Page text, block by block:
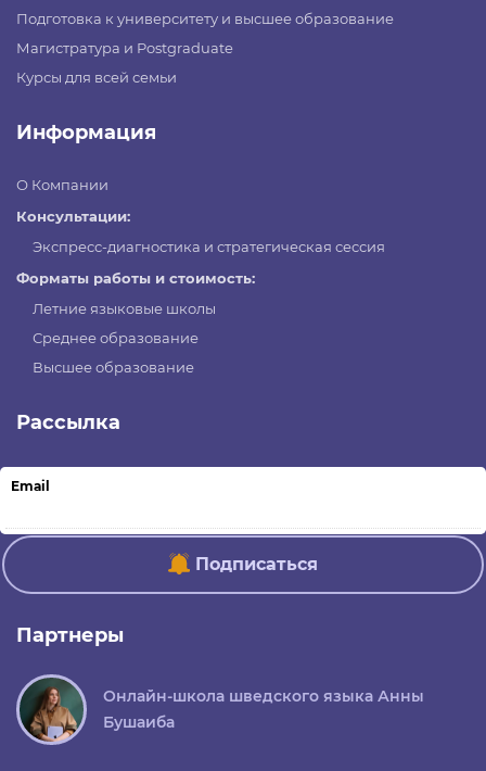
Подготовка к университету и высшее образование
Магистратура и Postgraduate
Курсы для всей семьи
Информация
О Компании
Консультации:
Экспресс-диагностика и стратегическая сессия
Форматы работы и стоимость:
Летние языковые школы
Среднее образование
Высшее образование
Рассылка
Email
Подписаться
Партнеры
Онлайн-школа шведского языка Анны
Бушаиба